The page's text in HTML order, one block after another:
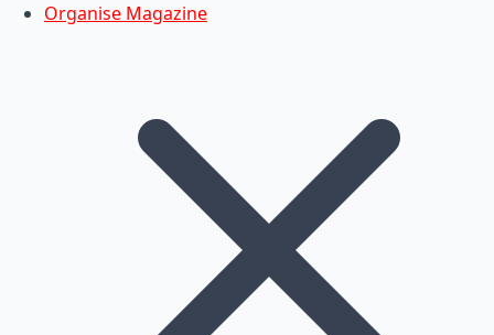
Organise Magazine